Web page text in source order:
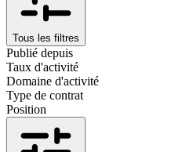
Tous les filtres
Publié depuis
Taux d'activité
Domaine d'activité
Type de contrat
Position